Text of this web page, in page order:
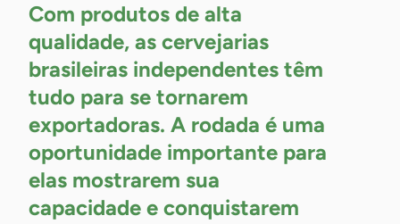
Com produtos de alta
qualidade, as cervejarias
brasileiras independentes têm
tudo para se tornarem
exportadoras. A rodada é uma
oportunidade importante para
elas mostrarem sua
capacidade e conquistarem